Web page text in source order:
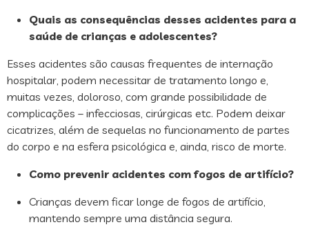
Quais as consequências desses acidentes para a
saúde de crianças e adolescentes?
Esses acidentes são causas frequentes de internação
hospitalar, podem necessitar de tratamento longo e,
muitas vezes, doloroso, com grande possibilidade de
complicações – infecciosas, cirúrgicas etc. Podem deixar
cicatrizes, além de sequelas no funcionamento de partes
do corpo e na esfera psicológica e, ainda, risco de morte.
Como prevenir acidentes com fogos de artifício?
Crianças devem ficar longe de fogos de artifício,
mantendo sempre uma distância segura.